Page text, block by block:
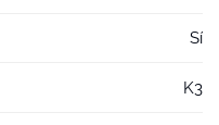
Sí
K3